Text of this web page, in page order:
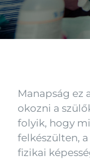
Kapcsolat
Manapság ez
okozni a
folyik, hogy
felkészülten,
fizikai